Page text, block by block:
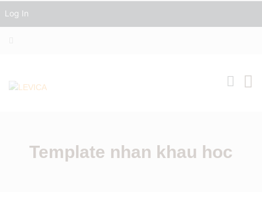
Template nhan khau hoc
Log In